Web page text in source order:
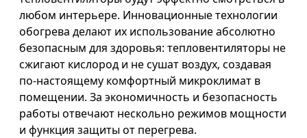
любом интерьере. Инновационные технологии
обогрева делают их использование абсолютно
безопасным для здоровья: тепловентиляторы не
сжигают кислород и не сушат воздух, создавая
по-настоящему комфортный микроклимат в
помещении. За экономичность и безопасность
работы отвечают нескольно режимов мощности
и функция защиты от перегрева.